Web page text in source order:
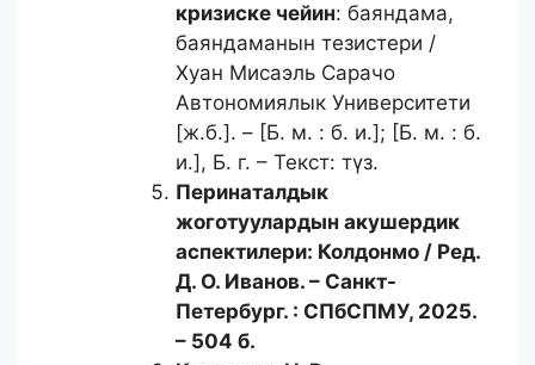
кризиске чейин: баяндама,
баяндаманын тезистери /
Хуан Мисаэль Сарачо
Автономиялык Университети
[ж.б.]. – [Б. м. : б. и.]; [Б. м. : б.
и.], Б. г. – Текст: түз.
Перинаталдык
жоготуулардын акушердик
аспектилери: Колдонмо / Ред.
Д. О. Иванов. – Санкт-
Петербург. : СПбСПМУ, 2025.
– 504 б.